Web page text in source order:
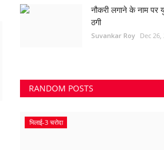
नौकरी लगाने के नाम
ठगी
Suvankar Roy Dec 26,
RANDOM POSTS
भिलाई-3 चरोदा